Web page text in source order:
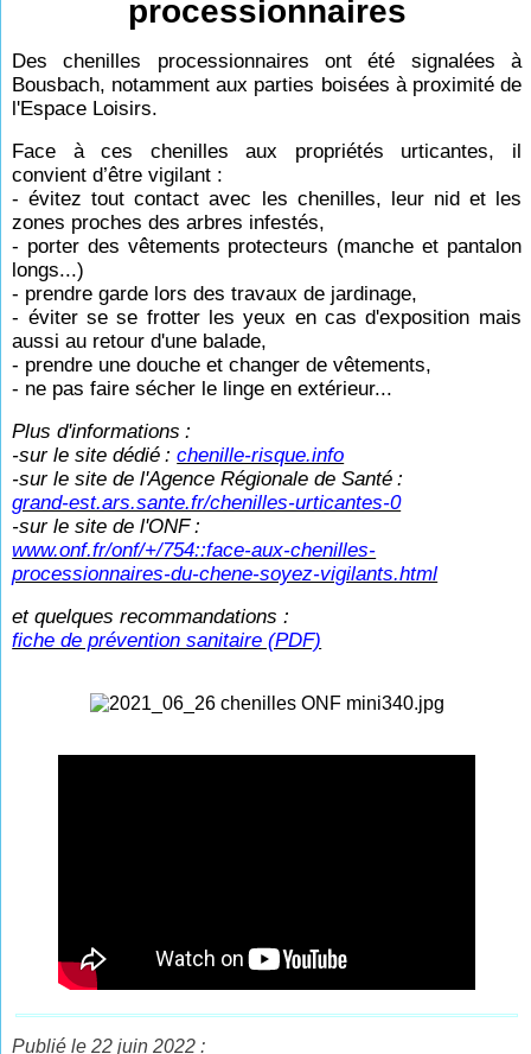
processionnaires
Des chenilles processionnaires ont été signalées à
Bousbach, notamment aux parties boisées à proximité de
l'Espace Loisirs.
Face à ces chenilles aux propriétés urticantes, il
convient d’être vigilant :
- évitez tout contact avec les chenilles, leur nid et les
zones proches des arbres infestés,
- porter des vêtements protecteurs (manche et pantalon
longs...)
- prendre garde lors des travaux de jardinage,
- éviter se se frotter les yeux en cas d'exposition mais
aussi au retour d'une balade,
- prendre une douche et changer de vêtements,
- ne pas faire sécher le linge en extérieur...
Plus d'informations :
-sur le site dédié :chenille-risque.info
-sur le site de l'Agence Régionale de Santé :
grand-est.ars.sante.fr/chenilles-urticantes-0
-sur le site de l'ONF :
www.onf.fr/onf/+/754::face-aux-chenilles-
processionnaires-du-chene-soyez-vigilants.html
et quelques recommandations :
fiche de prévention sanitaire (PDF)
Publié le 22 juin 2022 :